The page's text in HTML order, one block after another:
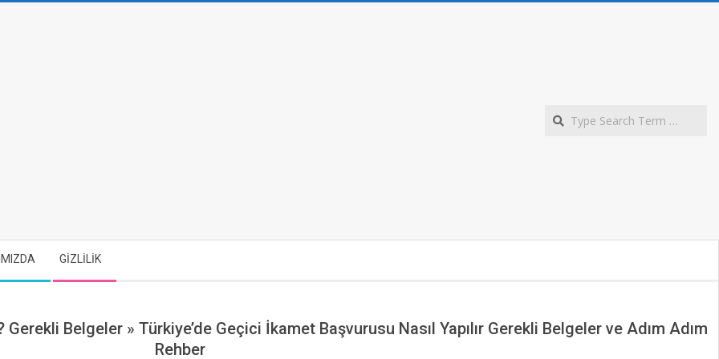
GİZLİLİK
Gerekli Belgeler » Türkiye’de Geçici İkamet Başvurusu Nasıl Yapılır Gerekli Belgeler ve Adım Adım
Rehber